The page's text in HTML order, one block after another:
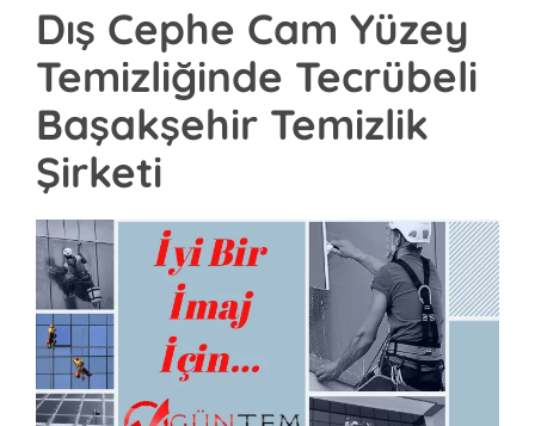
Dış Cephe Cam Yüzey
Temizliğinde Tecrübeli
Başakşehir Temizlik
Şirketi